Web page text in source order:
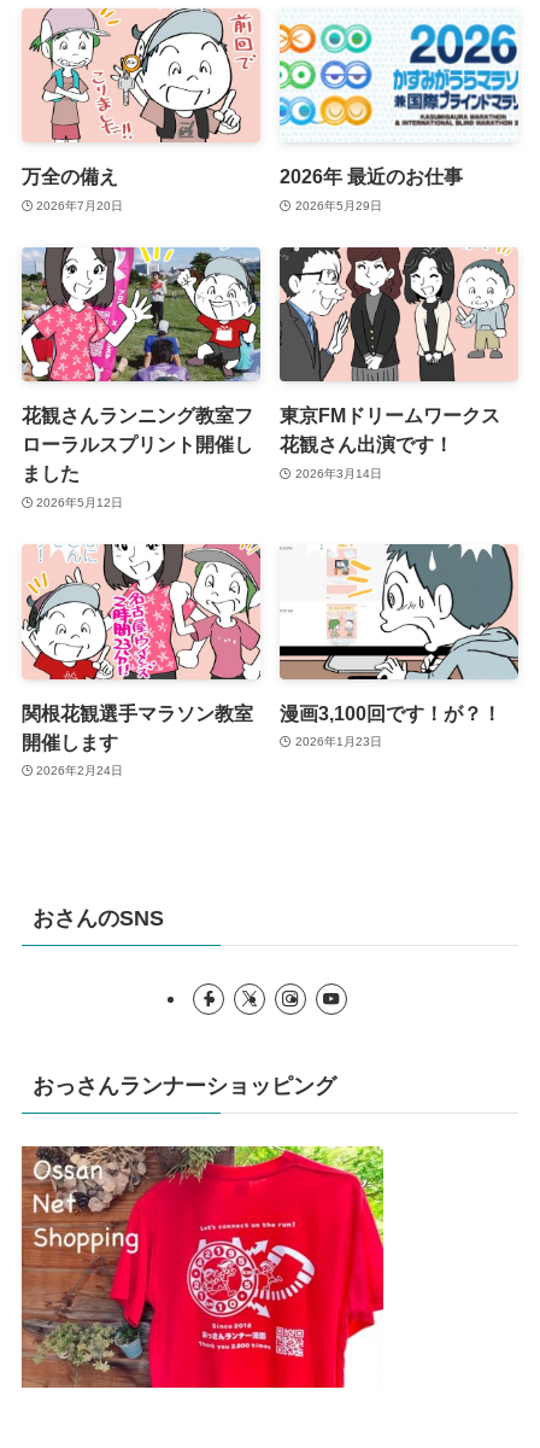
万全の備え
2026年7月20日
2026年 最近のお仕事
2026年5月29日
花観さんランニング教室フ
ローラルスプリント開催し
ました
2026年5月12日
東京FMドリームワークス
花観さん出演です！
2026年3月14日
関根花観選手マラソン教室
開催します
2026年2月24日
漫画3,100回です！が？！
2026年1月23日
おさんのSNS
おっさんランナーショッピング